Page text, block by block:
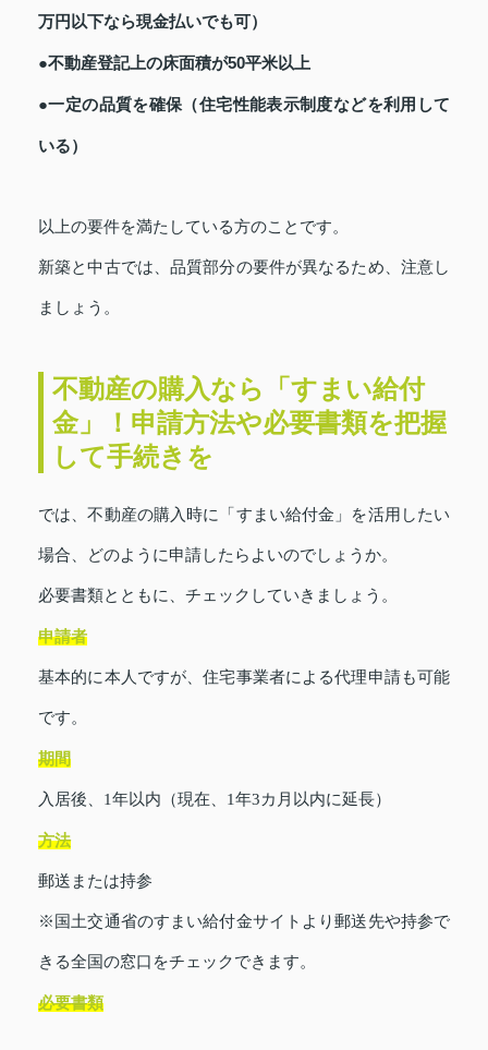
万円以下なら現金払いでも可）
●不動産登記上の床面積が50平米以上
●一定の品質を確保（住宅性能表示制度などを利用して
いる）
以上の要件を満たしている方のことです。
新築と中古では、品質部分の要件が異なるため、注意し
ましょう。
不動産の購入なら「すまい給付
金」！申請方法や必要書類を把握
して手続きを
では、不動産の購入時に「すまい給付金」を活用したい
場合、どのように申請したらよいのでしょうか。
必要書類とともに、チェックしていきましょう。
申請者
基本的に本人ですが、住宅事業者による代理申請も可能
です。
期間
入居後、1年以内（現在、1年3カ月以内に延長）
方法
郵送または持参
※国土交通省のすまい給付金サイトより郵送先や持参で
きる全国の窓口をチェックできます。
必要書類